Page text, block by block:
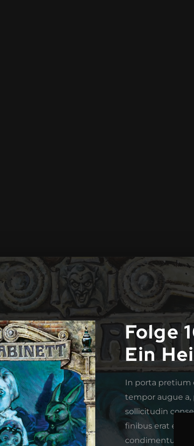
Folge
Ein
In porta pretium
tempor augue a,
sollicitudin
finibus erat est
condimentum